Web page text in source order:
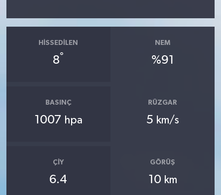
HISSEDILEN
8°
NEM
%91
BASINÇ
1007 hpa
RÜZGAR
5 km/s
ÇIY
6.4
GÖRÜŞ
10 km